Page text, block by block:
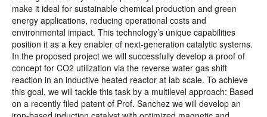
make it ideal for sustainable chemical production and green
energy applications, reducing operational costs and
environmental impact. This technology’s unique capabilities
position it as a key enabler of next-generation catalytic systems.
In the proposed project we will successfully develop a proof of
concept for CO2 utilization via the reverse water gas shift
reaction in an inductive heated reactor at lab scale. To achieve
this goal, we will tackle this task by a multilevel approach: Based
on a recently filed patent of Prof. Sanchez we will develop an